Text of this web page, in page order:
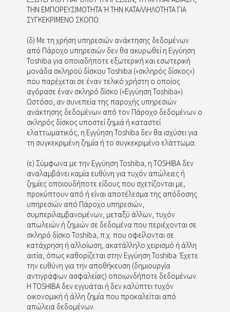
ΤΗΝ ΕΜΠΟΡΕΥΣΙΜΟΤΗΤΑ Ή ΤΗΝ ΚΑΤΑΛΛΗΛΟΤΗΤΑ ΓΙΑ
ΣΥΓΚΕΚΡΙΜΕΝΟ ΣΚΟΠΟ.
(δ) Με τη χρήση υπηρεσιών ανάκτησης δεδομένων
από Πάροχο υπηρεσιών δεν θα ακυρωθεί η Εγγύηση
Toshiba για οποιαδήποτε εξωτερική και εσωτερική
μονάδα σκληρού δίσκου Toshiba («σκληρός δίσκος»)
που παρέχεται σε έναν τελικό χρήστη ο οποίος
αγόρασε έναν σκληρό δίσκο («Εγγύηση Toshiba»).
Ωστόσο, αν συνεπεία της παροχής υπηρεσιών
ανάκτησης δεδομένων από τον Πάροχο δεδομένων ο
σκληρός δίσκος υποστεί ζημιά ή καταστεί
ελαττωματικός, η Εγγύηση Toshiba δεν θα ισχύσει για
τη συγκεκριμένη ζημία ή το συγκεκριμένο ελάττωμα.
(ε) Σύμφωνα με την Εγγύηση Toshiba, η TOSHIBA δεν
αναλαμβάνει καμία ευθύνη για τυχόν απώλειες ή
ζημίες οποιουδήποτε είδους που σχετίζονται με,
προκύπτουν από ή είναι αποτέλεσμα της απόδοσης
υπηρεσιών από Πάροχο υπηρεσιών,
συμπεριλαμβανομένων, μεταξύ άλλων, τυχόν
απωλειών ή ζημιών σε δεδομένα που περιέχονται σε
σκληρό δίσκο Toshiba, π.χ. που οφείλονται σε
κατάχρηση ή αλλοίωση, ακατάλληλο χειρισμό ή άλλη
αιτία, όπως καθορίζεται στην Εγγύηση Toshiba. Έχετε
την ευθύνη για την αποθήκευση (δημιουργία
αντιγράφων ασφαλείας) οποιωνδήποτε δεδομένων.
Η TOSHIBA δεν εγγυάται ή δεν καλύπτει τυχόν
οικονομική ή άλλη ζημία που προκαλείται από
απώλεια δεδομένων.